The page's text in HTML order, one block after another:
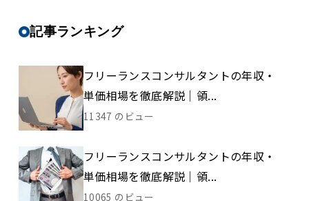
記事ランキング
フリーランスコンサルタントの年収・
単価相場を徹底解説｜領...
11347 のビュー
フリーランスコンサルタントの年収・
単価相場を徹底解説｜領...
10065 のビュー